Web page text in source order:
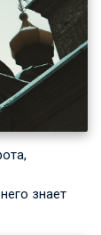
знает